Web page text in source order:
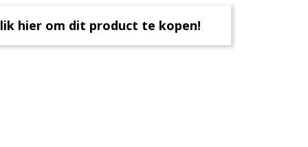
hier om dit product te kopen!